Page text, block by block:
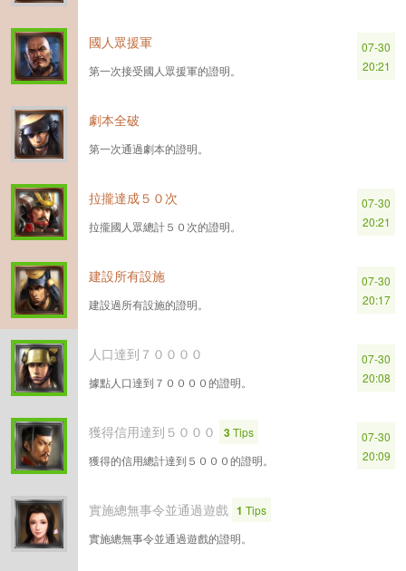
國人眾援軍
第一次接受國人眾援軍的證明。
07-30
20:21
劇本全破
第一次通過劇本的證明。
拉攏達成５０次
拉攏國人眾總計５０次的證明。
07-30
20:21
建設所有設施
建設過所有設施的證明。
07-30
20:17
人口達到７００００
據點人口達到７００００的證明。
07-30
20:08
獲得信用達到５０００ 3Tips
獲得的信用總計達到５０００的證明。
07-30
20:09
實施總無事令並通過遊戲 1 Tips
實施總無事令並通過遊戲的證明。